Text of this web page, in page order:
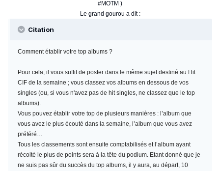
#MOTM )
Le grand gourou a dit :
Citation
Comment établir votre top albums ?
Pour cela, il vous suffit de poster dans le même sujet destiné au Hit
CIF de la semaine ; vous classez vos albums en dessous de vos
singles (ou, si vous n'avez pas de hit singles, ne classez que le top
albums).
Vous pouvez établir votre top de plusieurs manières : l’album que
vous avez le plus écouté dans la semaine, l’album que vous avez
préféré…
Tous les classements sont ensuite comptabilisés et l’album ayant
récolté le plus de points sera à la tête du podium. Etant donné que je
ne suis pas sûr du succès du top albums, il y aura, au départ, 10